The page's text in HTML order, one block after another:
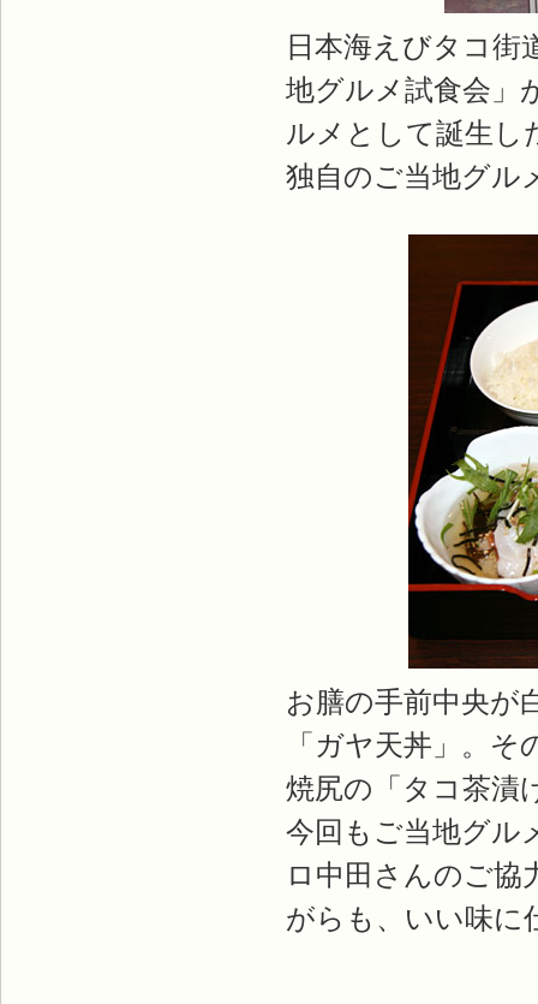
日本海えびタコ街
地グルメ試食会」
ルメとして誕生し
独自のご当地グル
お膳の手前中央が
「ガヤ天丼」。
焼尻の「タコ茶漬
今回もご当地グル
ロ中田さんのご協
がらも、いい味に